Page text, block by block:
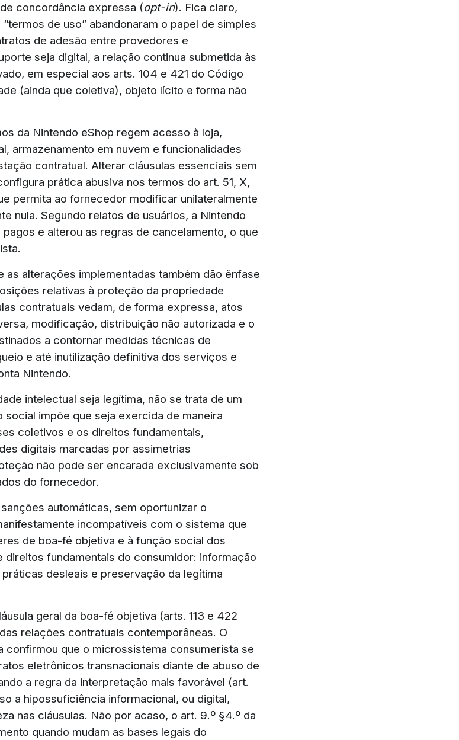
concordância expressa (opt-in). Fica claro,
de uso” abandonaram o papel de simples
de adesão entre provedores e
seja digital, a relação continua submetida às
em especial aos arts. 104 e 421 do Código
(ainda que coletiva), objeto lícito e forma não
da Nintendo eShop regem acesso à loja,
armazenamento em nuvem e funcionalidades
contratual. Alterar cláusulas essenciais sem
prática abusiva nos termos do art. 51, X,
permita ao fornecedor modificar unilateralmente
nula. Segundo relatos de usuários, a Nintendo
e alterou as regras de cancelamento, o que
as alterações implementadas também dão ênfase
relativas à proteção da propriedade
contratuais vedam, de forma expressa, atos
modificação, distribuição não autorizada e o
a contornar medidas técnicas de
e até inutilização definitiva dos serviços e
Nintendo.
intelectual seja legítima, não se trata de um
social impõe que seja exercida de maneira
coletivos e os direitos fundamentais,
digitais marcadas por assimetrias
não pode ser encarada exclusivamente sob
do fornecedor.
automáticas, sem oportunizar o
incompatíveis com o sistema que
de boa-fé objetiva e à função social dos
direitos fundamentais do consumidor: informação
desleais e preservação da legítima
geral da boa-fé objetiva (arts. 113 e 422
relações contratuais contemporâneas. O
confirmou que o microssistema consumerista se
eletrônicos transnacionais diante de abuso de
a regra da interpretação mais favorável (art.
a hipossuficiência informacional, ou digital,
nas cláusulas. Não por acaso, o art. 9.º §4.º da
quando mudam as bases legais do